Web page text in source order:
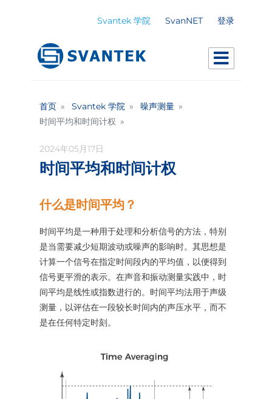
Svantek 学院 SvanNET 登录
首页 Svantek 学院
噪声测量
时间平均和时间计权
2024年05月17日
时间平均和时间计权
什么是时间平均？
时间平均是一种用于处理和分析信号的方法，特别
是当需要减少短期波动或噪声的影响时。其思想是
计算一个信号在指定时间段内的平均值，以便得到
信号更平滑的表示。在声音和振动测量实践中，时
间平均是线性或指数进行的。时间平均法用于声级
测量，以评估在一段较长时间内的声压水平，而不
是在任何特定时刻。